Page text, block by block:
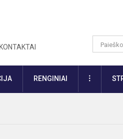
KONTAKTAI
RENGINIAI DAUGIAU